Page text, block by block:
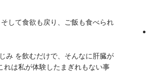
して食欲も戻り、ご飯も食べられ
み を飲むだけで、そんなに肝臓が
れは私が体験したまぎれもない事